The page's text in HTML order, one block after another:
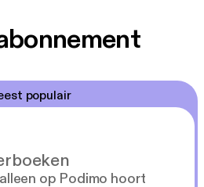
populair
op Podimo hoort